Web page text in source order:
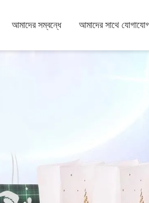
আমাদের সম্বন্ধে আমাদের সাথে